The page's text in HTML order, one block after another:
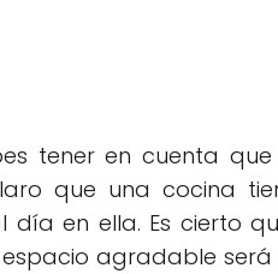
tener en cuenta que
que una cocina
día en ella. Es cierto
agradable será